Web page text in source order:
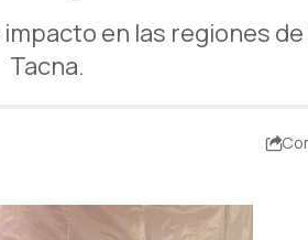
en las regiones
Tacna.